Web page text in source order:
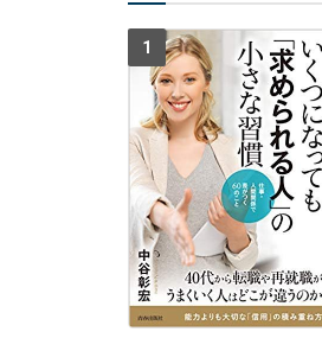
1